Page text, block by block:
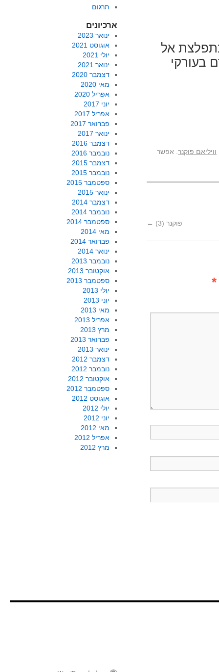
אל
בעורקי
וויליאם פוקנר . אפשר
פוקנר (3) ←
*
תרגום
ארכיונים
ינואר 2023
אוגוסט 2021
יולי 2021
ינואר 2021
דצמבר 2020
מאי 2020
אפריל 2020
יוני 2017
אפריל 2017
פברואר 2017
ינואר 2017
דצמבר 2016
נובמבר 2016
דצמבר 2015
נובמבר 2015
ספטמבר 2015
ינואר 2015
דצמבר 2014
נובמבר 2014
ספטמבר 2014
מאי 2014
פברואר 2014
ינואר 2014
נובמבר 2013
אוקטובר 2013
ספטמבר 2013
יולי 2013
יוני 2013
מאי 2013
אפריל 2013
מרץ 2013
פברואר 2013
ינואר 2013
דצמבר 2012
נובמבר 2012
אוקטובר 2012
ספטמבר 2012
אוגוסט 2012
יולי 2012
יוני 2012
מאי 2012
אפריל 2012
מרץ 2012